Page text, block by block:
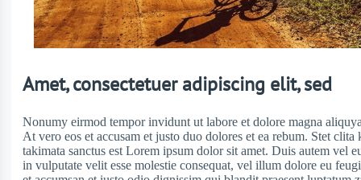
Amet, consectetuer adipiscing elit, sed
Nonumy eirmod tempor invidunt ut labore et dolore magna
At vero eos et accusam et justo duo dolores et ea rebum. Stet clita
takimata sanctus est Lorem ipsum dolor sit amet. Duis autem vel
in vulputate velit esse molestie consequat, vel illum dolore eu